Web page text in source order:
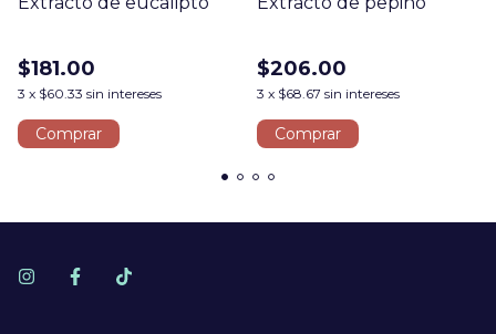
$181.00
3 x $60.33 sin intereses
Comprar
$206.00
3 x $68.67 sin intereses
Comprar